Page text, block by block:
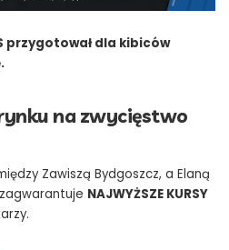
przygotował dla kibiców
na zwycięstwo
Zawiszą Bydgoszcz, a Elaną
zagwarantuje NAJWYŻSZE KURSY